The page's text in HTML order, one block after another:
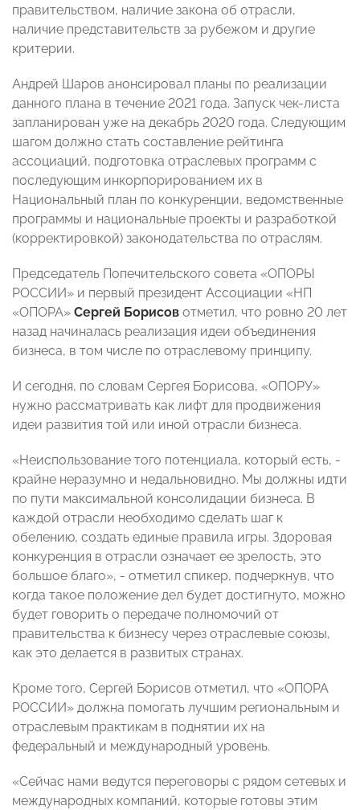
правительством, наличие закона об отрасли,
наличие представительств за рубежом и другие
критерии.
Андрей Шаров анонсировал планы по реализации
данного плана в течение 2021 года. Запуск чек-листа
запланирован уже на декабрь 2020 года. Следующим
шагом должно стать составление рейтинга
ассоциаций, подготовка отраслевых программ с
последующим инкорпорированием их в
Национальный план по конкуренции, ведомственные
программы и национальные проекты и разработкой
(корректировкой) законодательства по отраслям.
Председатель Попечительского совета «ОПОРЫ
РОССИИ» и первый президент Ассоциации «НП
«ОПОРА» Сергей Борисов отметил, что ровно 20 лет
назад начиналась реализация идеи объединения
бизнеса, в том числе по отраслевому принципу.
И сегодня, по словам Сергея Борисова, «ОПОРУ»
нужно рассматривать как лифт для продвижения
идеи развития той или иной отрасли бизнеса.
«Неиспользование того потенциала, который есть, -
крайне неразумно и недальновидно. Мы должны идти
по пути максимальной консолидации бизнеса. В
каждой отрасли необходимо сделать шаг к
обелению, создать единые правила игры. Здоровая
конкуренция в отрасли означает ее зрелость, это
большое благо», - отметил спикер, подчеркнув, что
когда такое положение дел будет достигнуто, можно
будет говорить о передаче полномочий от
правительства к бизнесу через отраслевые союзы,
как это делается в развитых странах.
Кроме того, Сергей Борисов отметил, что «ОПОРА
РОССИИ» должна помогать лучшим региональным и
отраслевым практикам в поднятии их на
федеральный и международный уровень.
«Сейчас нами ведутся переговоры с рядом сетевых и
международных компаний, которые готовы этим